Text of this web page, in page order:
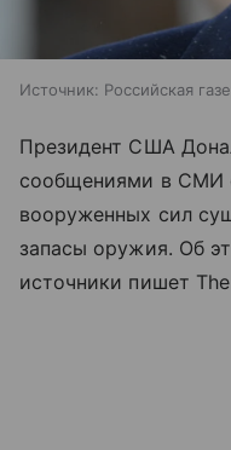
Источник: Российская
Президент США
сообщениями в СМИ
вооруженных сил
запасы оружия. Об
источники пишет